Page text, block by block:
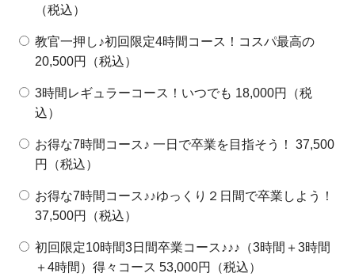
31日
千葉〇・江東区、墨田区、江戸川区、葛飾区 8:00～12:00；14：00
1日
千葉〇・江東区、墨田区、江戸川区、葛飾区 8:00～12:00
千葉〇・江東区、墨田区、江戸川区、葛飾区
千葉〇・江東区、墨田区、江戸川区、葛
千葉〇・江東区、墨田区、江戸
千葉〇・東京△ 8:00
千葉〇・東京
（税込）
教官一押し♪初回限定4時間コース！コスパ最高の
20,500円（税込）
3時間レギュラーコース！いつでも 18,000円（税
込）
お得な7時間コース♪ 一日で卒業を目指そう！ 37,500
円（税込）
お得な7時間コース♪♪ゆっくり２日間で卒業しよう！
37,500円（税込）
初回限定10時間3日間卒業コース♪♪♪（3時間＋3時間
＋4時間）得々コース 53,000円（税込）